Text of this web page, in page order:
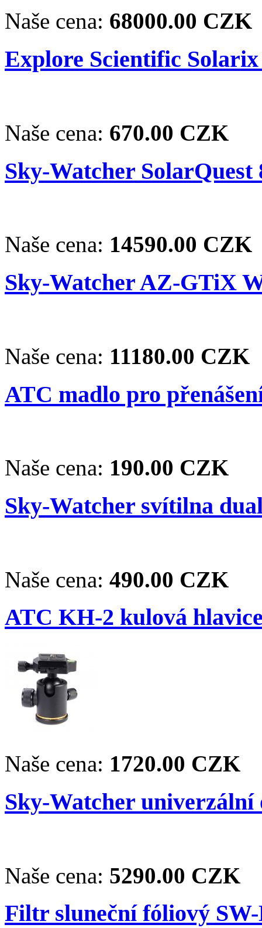
Naše cena: 68000.00 CZK
Explore Scientific
Naše cena: 670.00 CZK
Sky-Watcher SolarQuest
Naše cena: 14590.00 CZK
Sky-Watcher AZ-GTiX
Naše cena: 11180.00 CZK
ATC madlo pro
Naše cena: 190.00 CZK
Sky-Watcher svítilna
Naše cena: 490.00 CZK
ATC KH-2 kulová
Naše cena: 1720.00 CZK
Sky-Watcher univerzální
Naše cena: 5290.00 CZK
Filtr sluneční fóliový SW-